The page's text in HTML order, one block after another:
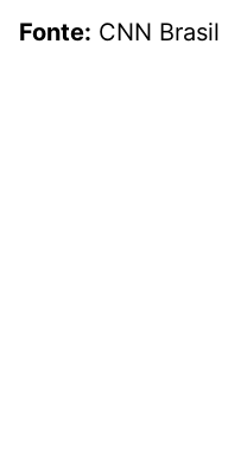
Fonte: CNN Brasil